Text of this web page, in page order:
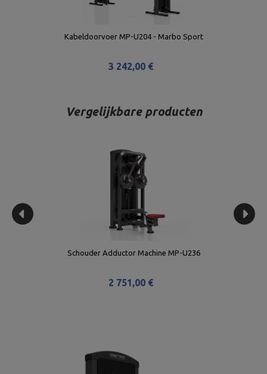
Kabeldoorvoer MP-U204 - Marbo Sport
3 242,00 €
Vergelijkbare producten
Schouder Adductor Machine MP-U236
2 751,00 €